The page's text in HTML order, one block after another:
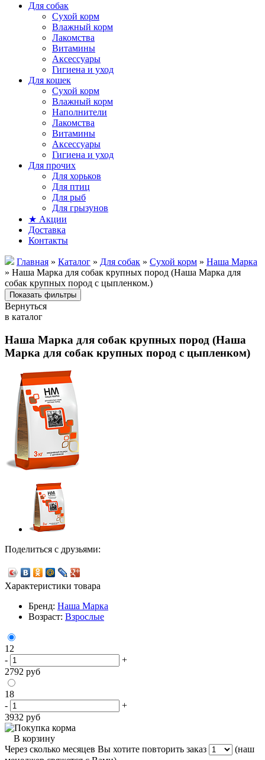
Для собак
Сухой корм
Влажный корм
Лакомства
Витамины
Аксессуары
Гигиена и уход
Для кошек
Сухой корм
Влажный корм
Наполнители
Лакомства
Витамины
Аксессуары
Гигиена и уход
Для прочих
Для хорьков
Для птиц
Для рыб
Для грызунов
★ Акции
Доставка
Контакты
Главная » Каталог » Для собак » Сухой корм » Наша Марка
» Наша Марка для собак крупных пород (Наша Марка для
собак крупных пород с цыпленком.)
Вернуться
в каталог
Наша Марка для собак крупных пород (Наша
Марка для собак крупных пород с цыпленком)
Поделиться с друзьями:
Характеристики товара
Бренд: Наша Марка
Возраст: Взрослые
12
-
+
2792 руб
18
-
+
3932 руб
В корзину
Через сколько месяцев Вы хотите повторить заказ
(наш